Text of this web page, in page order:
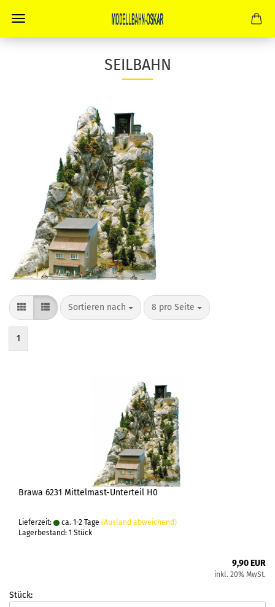
SEILBAHN
Sortieren nach
Sortieren nach 8 pro Seite
pro Seite
1
Brawa 6231 Mittelmast-Unterteil H0
Lieferzeit: ca. 1-2 Tage (Ausland abweichend)
Lagerbestand: 1 Stück
9,90 EUR
inkl. 20% MwSt.
Stück: